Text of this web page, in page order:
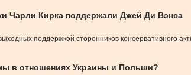
Чарли Кирка поддержали Джей Ди Вэнса
поддержкой сторонников консервативного
в отношениях Украины и Польши?